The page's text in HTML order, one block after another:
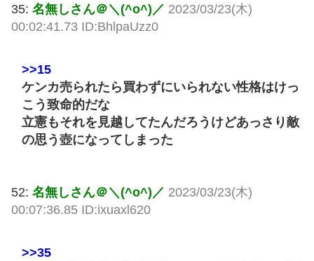
35: 名無しさん＠＼(^o^)／ 2023/03/23(木)
00:02:41.73 ID:BhlpaUzz0
>>15
ケンカ売られたら買わずにいられない性格はけっ
こう致命的だな
立憲もそれを見越してたんだろうけどあっさり敵
の思う壺になってしまった
52: 名無しさん＠＼(^o^)／ 2023/03/23(木)
00:07:36.85 ID:ixuaxl620
>>35